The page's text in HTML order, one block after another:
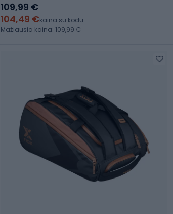
109,99 €
104,49 €kaina su kodu
Mažiausia kaina: 109,99 €